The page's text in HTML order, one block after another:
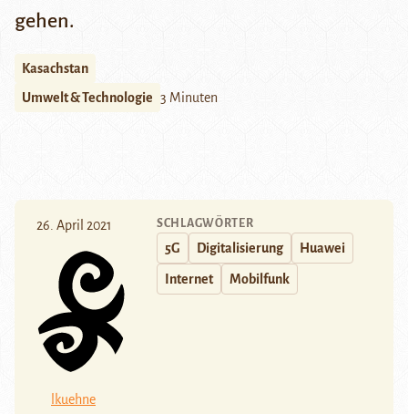
gehen.
Kasachstan
Umwelt & Technologie 3 Minuten
26. April 2021
lkuehne
SCHLAGWÖRTER
5G Digitalisierung Huawei
Internet Mobilfunk